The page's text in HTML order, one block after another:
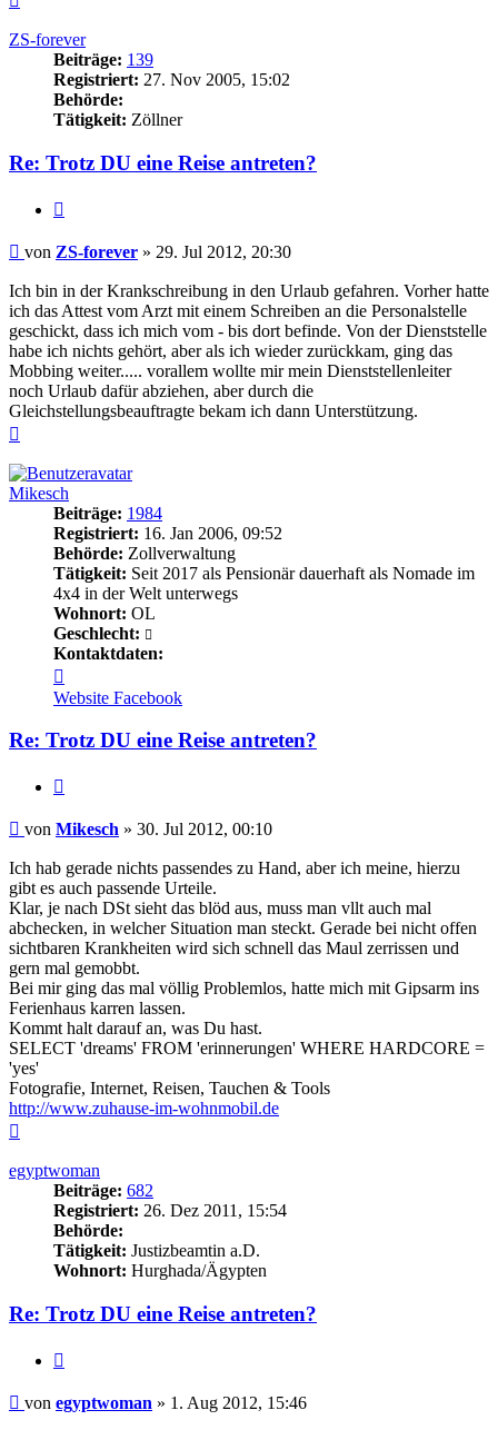
ZS-forever
Beiträge: 139
Registriert: 27. Nov 2005, 15:02
Behörde:
Tätigkeit: Zöllner
Re: Trotz DU eine Reise antreten?
Beitrag
von ZS-forever » 29. Jul 2012, 20:30
Ich bin in der Krankschreibung in den Urlaub gefahren. Vorher hatte
ich das Attest vom Arzt mit einem Schreiben an die Personalstelle
geschickt, dass ich mich vom - bis dort befinde. Von der Dienststelle
habe ich nichts gehört, aber als ich wieder zurückkam, ging das
Mobbing weiter..... vorallem wollte mir mein Dienststellenleiter
noch Urlaub dafür abziehen, aber durch die
Gleichstellungsbeauftragte bekam ich dann Unterstützung.
Mikesch
Beiträge: 1984
Registriert: 16. Jan 2006, 09:52
Behörde: Zollverwaltung
Tätigkeit: Seit 2017 als Pensionär dauerhaft als Nomade im
4x4 in der Welt unterwegs
Wohnort: OL
Geschlecht:
Kontaktdaten:
von
Mikesch
Website Facebook
Re: Trotz DU eine Reise antreten?
Beitrag
von Mikesch » 30. Jul 2012, 00:10
Ich hab gerade nichts passendes zu Hand, aber ich meine, hierzu
gibt es auch passende Urteile.
Klar, je nach DSt sieht das blöd aus, muss man vllt auch mal
abchecken, in welcher Situation man steckt. Gerade bei nicht offen
sichtbaren Krankheiten wird sich schnell das Maul zerrissen und
gern mal gemobbt.
Bei mir ging das mal völlig Problemlos, hatte mich mit Gipsarm ins
Ferienhaus karren lassen.
Kommt halt darauf an, was Du hast.
SELECT 'dreams' FROM 'erinnerungen' WHERE HARDCORE =
'yes'
Fotografie, Internet, Reisen, Tauchen & Tools
http://www.zuhause-im-wohnmobil.de
egyptwoman
Beiträge: 682
Registriert: 26. Dez 2011, 15:54
Behörde:
Tätigkeit: Justizbeamtin a.D.
Wohnort: Hurghada/Ägypten
Re: Trotz DU eine Reise antreten?
Beitrag
von egyptwoman » 1. Aug 2012, 15:46